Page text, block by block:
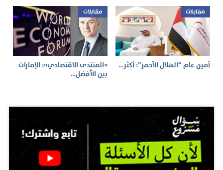
مقابلات
أمين عام “الهلال الأحمر”: أكثر…
مقابلات
«المنتدى الاقتصادي»: الإمارات
بين الأفضل…